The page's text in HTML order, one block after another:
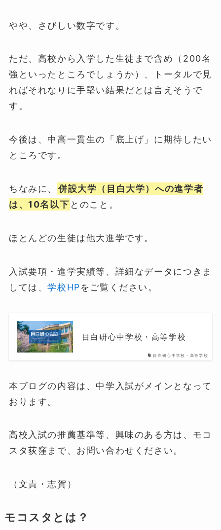
やや、さびしい数字です。
ただ、高校から入学した生徒まで含め（200名
強といったところでしょうか）、トータルで見
ればそれなりに手堅い結果だとは言えそうで
す。
今後は、中高一貫生の「底上げ」に期待したい
ところです。
ちなみに、 併設大学（目白大学）への進学者
は、10名以下 とのこと。
ほとんどの生徒は他大進学です。
入試要項・進学実績等、詳細なデータにつきま
しては、学校HPをご覧ください。
目白研心中学校・高等学校
目白研心中学校・高等学校
本ブログの内容は、中学入試がメインとなって
おります。
高校入試の推薦基準等、興味のある方は、モコ
スタ荻窪まで、お問い合わせください。
（文責・志賀）
モコスタとは？